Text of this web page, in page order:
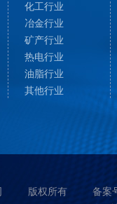
化工行业
冶金行业
矿产行业
热电行业
油脂行业
其他行业
版权所有 备案